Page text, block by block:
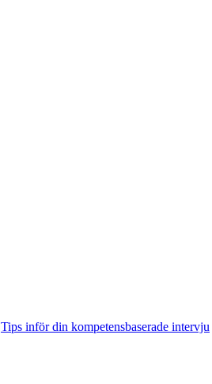
Tips inför din kompetensbaserade intervju